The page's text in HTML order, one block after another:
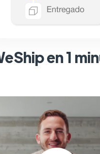
en 1